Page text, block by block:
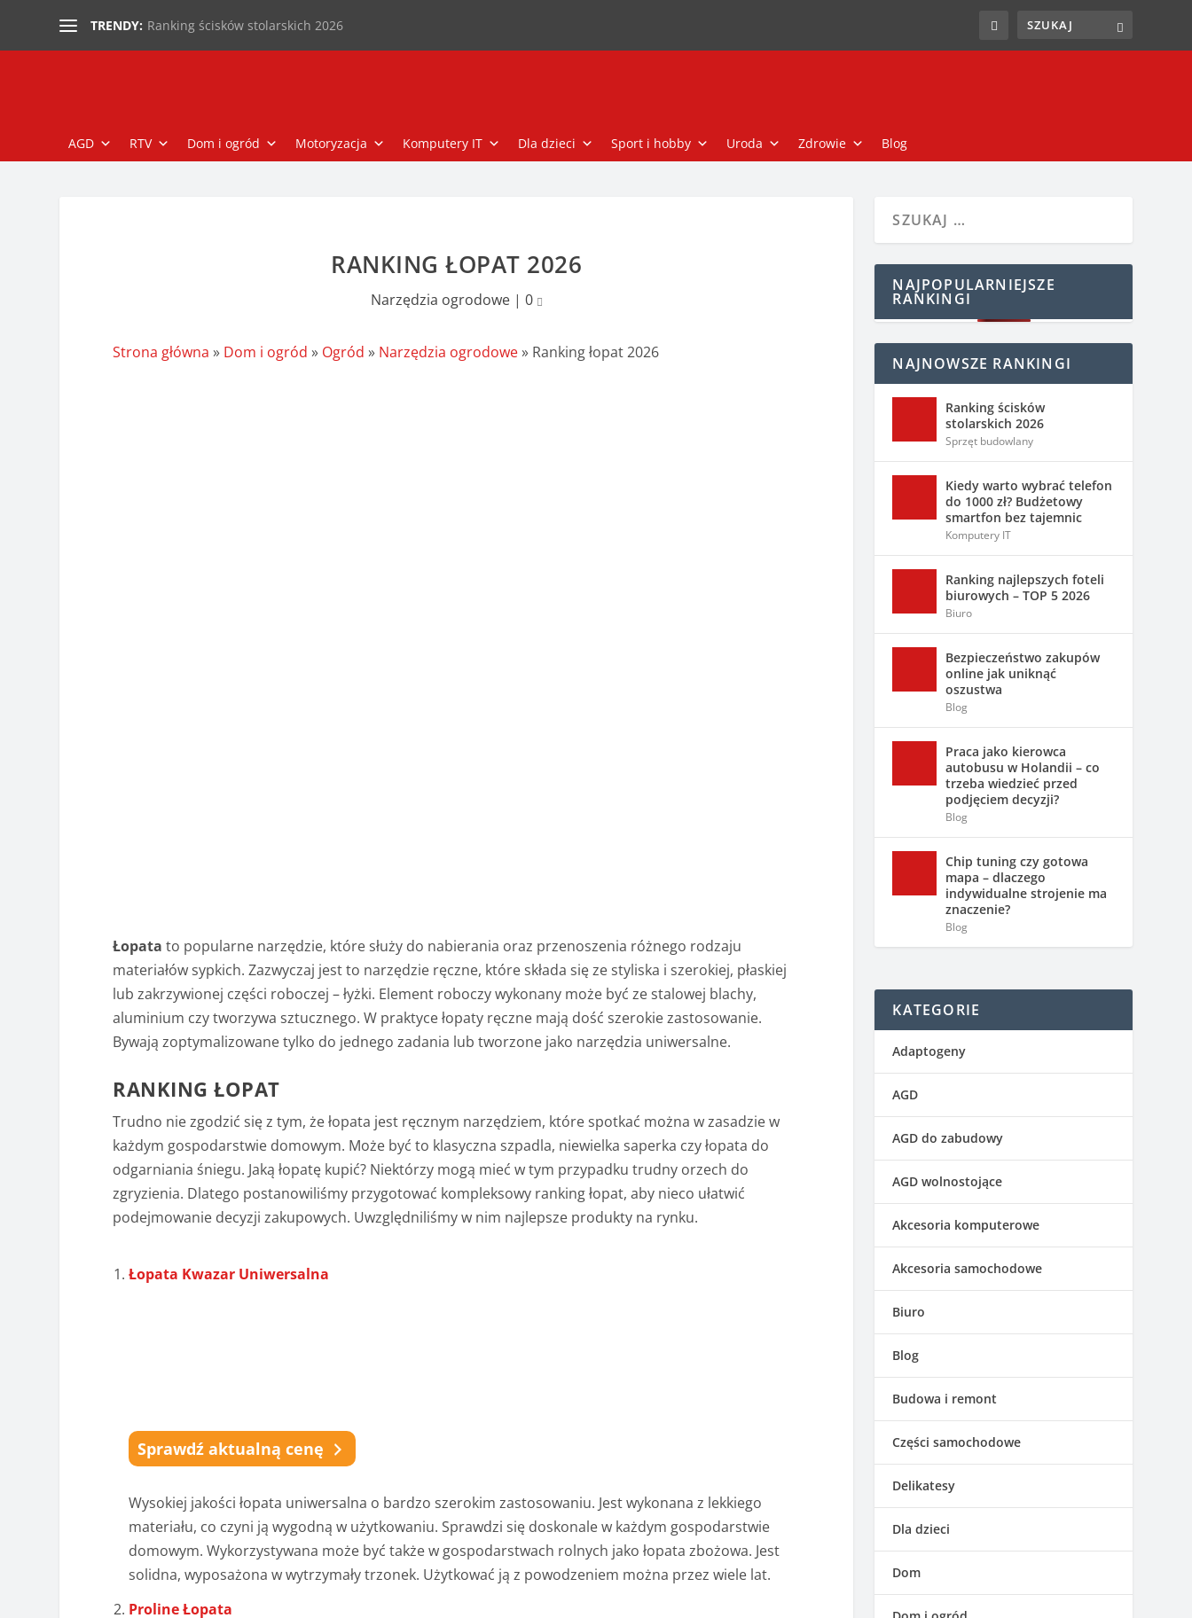
TRENDY: Ranking ścisków stolarskich 2026
AGD RTV Dom i ogród Motoryzacja Komputery IT Dla dzieci Sport i hobby Uroda Zdrowie Blog
RANKING ŁOPAT 2026
Narzędzia ogrodowe| 0
Strona główna » Dom i ogród » Ogród » Narzędzia ogrodowe» Ranking łopat 2026
Łopata to popularne narzędzie, które służy do nabierania oraz przenoszenia różnego rodzaju
materiałów sypkich. Zazwyczaj jest to narzędzie ręczne, które składa się ze styliska i szerokiej, płaskiej
lub zakrzywionej części roboczej – łyżki. Element roboczy wykonany może być ze stalowej blachy,
aluminium czy tworzywa sztucznego. W praktyce łopaty ręczne mają dość szerokie zastosowanie.
Bywają zoptymalizowane tylko do jednego zadania lub tworzone jako narzędzia uniwersalne.
RANKING ŁOPAT
Trudno nie zgodzić się z tym, że łopata jest ręcznym narzędziem, które spotkać można w zasadzie w
każdym gospodarstwie domowym. Może być to klasyczna szpadla, niewielka saperka czy łopata do
odgarniania śniegu. Jaką łopatę kupić? Niektórzy mogą mieć w tym przypadku trudny orzech do
zgryzienia. Dlatego postanowiliśmy przygotować kompleksowy ranking łopat, aby nieco ułatwić
podejmowanie decyzji zakupowych. Uwzględniliśmy w nim najlepsze produkty na rynku.
Łopata Kwazar Uniwersalna
Sprawdź aktualną cenę
Wysokiej jakości łopata uniwersalna o bardzo szerokim zastosowaniu. Jest wykonana z lekkiego
materiału, co czyni ją wygodną w użytkowaniu. Sprawdzi się doskonale w każdym gospodarstwie
domowym. Wykorzystywana może być także w gospodarstwach rolnych jako łopata zbożowa. Jest
solidna, wyposażona w wytrzymały trzonek. Użytkować ją z powodzeniem można przez wiele lat.
Proline Łopata
NAJPOPULARNIEJSZE
RANKINGI
NAJNOWSZE RANKINGI
Ranking ścisków
stolarskich 2026
Sprzęt budowlany
Kiedy warto wybrać telefon
do 1000 zł? Budżetowy
smartfon bez tajemnic
Komputery IT
Ranking najlepszych foteli
biurowych – TOP 5 2026
Biuro
Bezpieczeństwo zakupów
online jak uniknąć
oszustwa
Blog
Praca jako kierowca
autobusu w Holandii – co
trzeba wiedzieć przed
podjęciem decyzji?
Blog
Chip tuning czy gotowa
mapa – dlaczego
indywidualne strojenie ma
znaczenie?
Blog
KATEGORIE
Adaptogeny
AGD
AGD do zabudowy
AGD wolnostojące
Akcesoria komputerowe
Akcesoria samochodowe
Biuro
Blog
Budowa i remont
Części samochodowe
Delikatesy
Dla dzieci
Dom